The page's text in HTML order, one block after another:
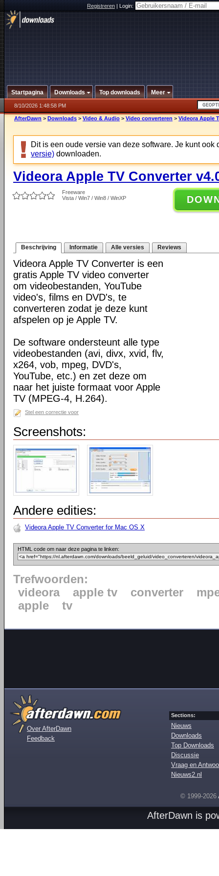
Registreren|Login:
Startpagina Downloads Top downloads Meer
8/10/2026 1:48:58 PM
AfterDawn > Downloads > Video & Audio > Video converteren > Videora Apple
Dit is een oude versie van deze software. Je kunt ook
versie) downloaden.
Videora Apple TV Converter
Freeware
Vista / Win7 / Win8 / WinXP
Beschrijving Informatie Alle versies Reviews
Videora Apple TV Converter is een
gratis Apple TV video converter
om videobestanden, YouTube
video's, films en DVD's, te
converteren zodat je deze kunt
afspelen op je Apple TV.
De software ondersteunt alle type
videobestanden (avi, divx, xvid, flv,
x264, vob, mpeg, DVD's,
YouTube, etc.) en zet deze om
naar het juiste formaat voor Apple
TV (MPEG-4, H.264).
Stel een correctie voor
Screenshots:
Andere edities:
Videora Apple TV Converter for Mac OS X
HTML code om naar deze pagina te linken:
Trefwoorden:
videora
apple tv converter
apple
tv
Over AfterDawn
Feedback
Sections:
Nieuws
Downloads
Top Downloads
Discussie
Vraag en
Nieuws2.nl
© 1999-2026
AfterDawn is